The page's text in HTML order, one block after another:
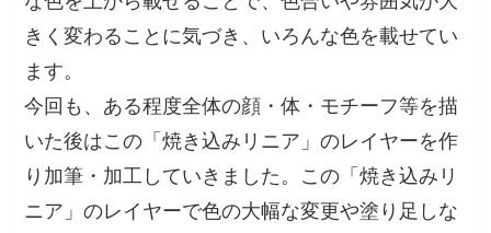
きく変わることに気づき、いろんな色を載せてい
ます。
今回も、ある程度全体の顔・体・モチーフ等を描
いた後はこの「焼き込みリニア」のレイヤーを作
り加筆・加工していきました。この「焼き込みリ
ニア」のレイヤーで色の大幅な変更や塗り足しな